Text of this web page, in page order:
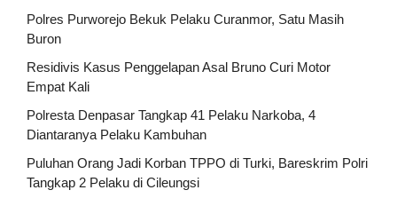
Polres Purworejo Bekuk Pelaku Curanmor, Satu Masih
Buron
Residivis Kasus Penggelapan Asal Bruno Curi Motor
Empat Kali
Polresta Denpasar Tangkap 41 Pelaku Narkoba, 4
Diantaranya Pelaku Kambuhan
Puluhan Orang Jadi Korban TPPO di Turki, Bareskrim Polri
Tangkap 2 Pelaku di Cileungsi